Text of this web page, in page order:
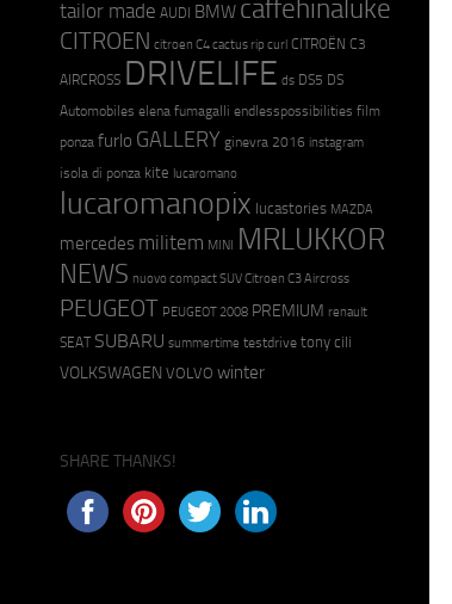
tailor made AUDI BMW caffehinaluke
CITROEN citroen C4 cactus rip curl CITROËN C3
AIRCROSS DRIVELIFE ds DS5 DS
Automobiles elena fumagalli endlesspossibilities film
ponza furlo GALLERY ginevra 2016 instagram
isola di ponza kite lucaromano
lucaromanopix lucastories MAZDA
mercedes militem MINI MRLUKKOR
NEWS nuovo compact SUV Citroen C3 Aircross
PEUGEOT PEUGEOT 2008 PREMIUM renault
SEAT SUBARU summertime testdrive tony cili
VOLKSWAGEN VOLVO winter
SHARE THANKS!